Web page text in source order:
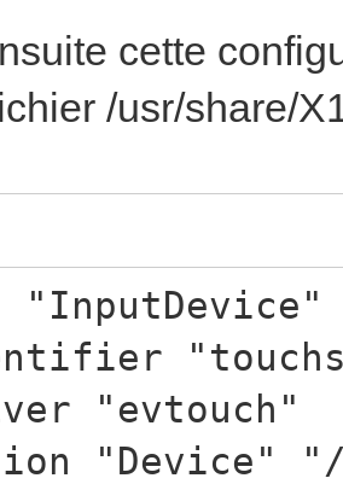
cette
/usr/share/
"InputDevice"
"evtouch"
"Device" "/